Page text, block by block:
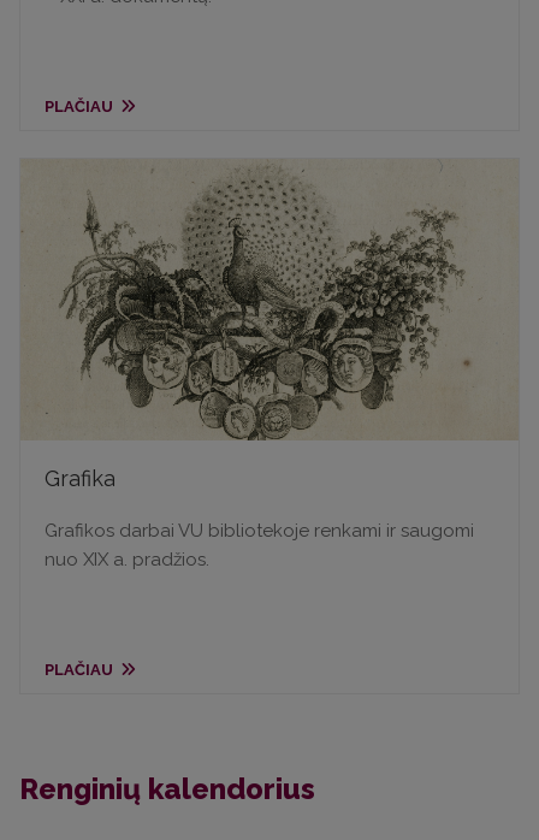
PLAČIAU
Grafika
Grafikos darbai VU bibliotekoje renkami ir saugomi
nuo XIX a. pradžios.
PLAČIAU
Renginių kalendorius